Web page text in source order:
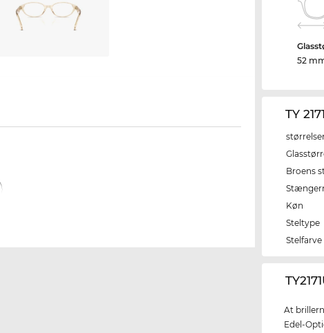
52
TY
Broens
Køn
Steltype
Stelfarve
At
Edel-